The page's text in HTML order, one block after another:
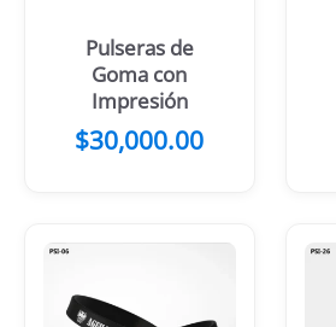
Pulseras de
Goma con
Impresión
$30,000.00